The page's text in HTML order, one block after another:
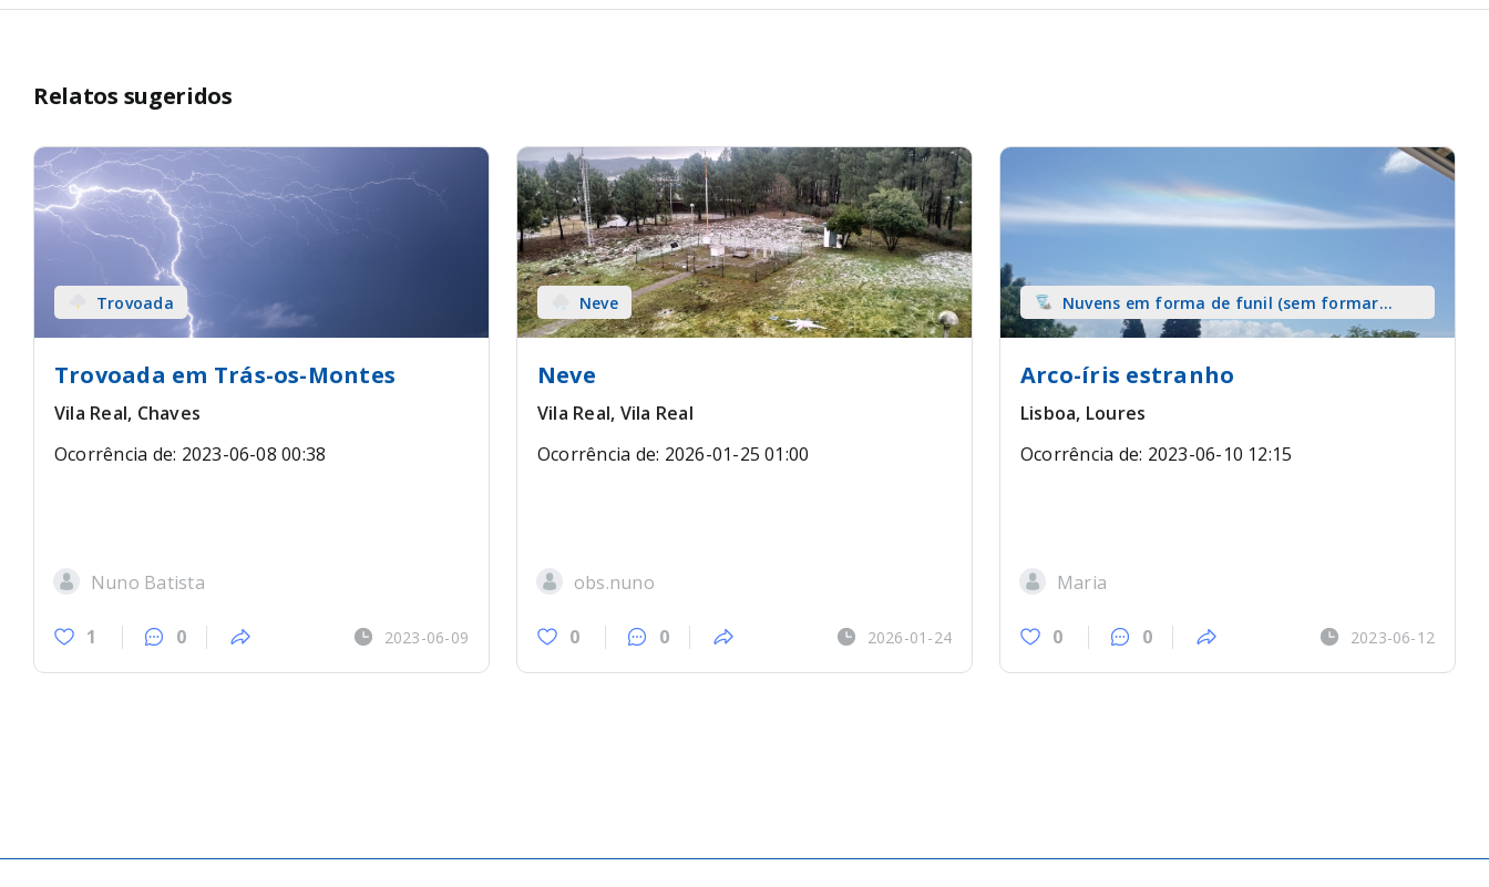
Relatos sugeridos
Trovoada
Trovoada em Trás-os-Montes
Vila Real, Chaves
Ocorrência de: 2023-06-08 00:38
Nuno Batista
1 0 2023-06-09
Neve
Neve
Vila Real, Vila Real
Ocorrência de: 2026-01-25 01:00
obs.nuno
0 0 2026-01-24
Nuvens em forma de funil (sem formar
tromba) sobre terra
Arco-íris estranho
Lisboa, Loures
Ocorrência de: 2023-06-10 12:15
Maria
0 0 2023-06-12